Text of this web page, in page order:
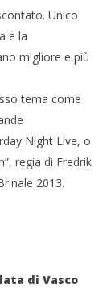
Unico
e la
migliore e più
tema come
Night Live, o
regia di Fredrik
2013.
di Vasco